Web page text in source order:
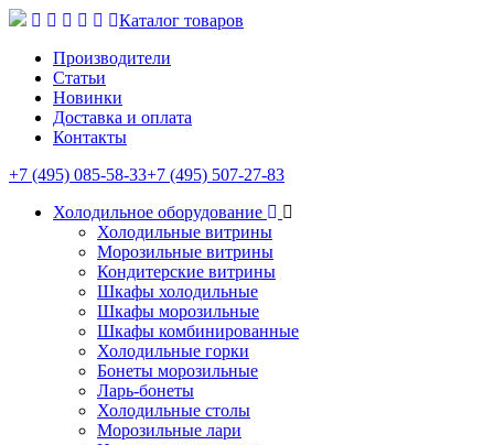
Каталог товаров
Производители
Статьи
Новинки
Доставка и оплата
Контакты
+7 (495) 085-58-33+7 (495) 507-27-83
Холодильное оборудование
Холодильные витрины
Морозильные витрины
Кондитерские витрины
Шкафы холодильные
Шкафы морозильные
Шкафы комбинированные
Холодильные горки
Бонеты морозильные
Ларь-бонеты
Холодильные столы
Морозильные лари